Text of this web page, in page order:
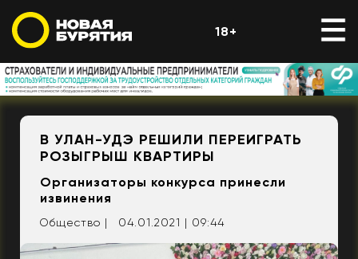
18+
В УЛАН-УДЭ РЕШИЛИ ПЕРЕИГРАТЬ
РОЗЫГРЫШ КВАРТИРЫ
Организаторы конкурса принесли
извинения
Общество | 04.01.2021 | 09:44